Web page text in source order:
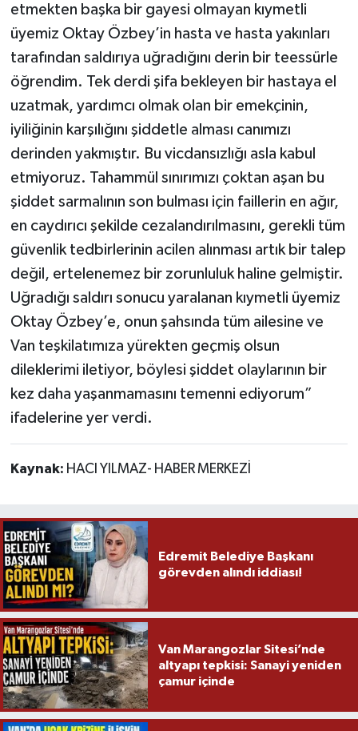
etmekten başka bir gayesi olmayan kıymetli
üyemiz Oktay Özbey’in hasta ve hasta yakınları
tarafından saldırıya uğradığını derin bir teessürle
öğrendim. Tek derdi şifa bekleyen bir hastaya el
uzatmak, yardımcı olmak olan bir emekçinin,
iyiliğinin karşılığını şiddetle alması canımızı
derinden yakmıştır. Bu vicdansızlığı asla kabul
etmiyoruz. Tahammül sınırımızı çoktan aşan bu
şiddet sarmalının son bulması için faillerin en ağır,
en caydırıcı şekilde cezalandırılmasını, gerekli tüm
güvenlik tedbirlerinin acilen alınması artık bir talep
değil, ertelenemez bir zorunluluk haline gelmiştir.
Uğradığı saldırı sonucu yaralanan kıymetli üyemiz
Oktay Özbey’e, onun şahsında tüm ailesine ve
Van teşkilatımıza yürekten geçmiş olsun
dileklerimi iletiyor, böylesi şiddet olaylarının bir
kez daha yaşanmamasını temenni ediyorum”
ifadelerine yer verdi.
Kaynak: HACI YILMAZ- HABER MERKEZİ
Edremit Belediye Başkanı
görevden alındı iddiası!
Van Marangozlar Sitesi’nde
altyapı tepkisi: Sanayi yeniden
çamur içinde